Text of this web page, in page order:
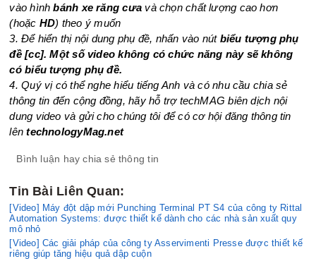
vào hìnhbánh xe răng cưa và chọn chất lượng cao hơn
(hoặc HD) theo ý muốn
3. Để hiển thị nội dung phụ đề, nhấn vào nút biểu tượng phụ
đề [cc]. Một số video không có chức năng này sẽ không
có biểu tượng phụ đề.
4. Quý vị có thể nghe hiểu tiếng Anh và có nhu cầu chia sẻ
thông tin đến cộng đồng, hãy hỗ trợ techMAG biên dịch nội
dung video và gửi cho chúng tôi để có cơ hội đăng thông tin
lêntechnologyMag.net
Bình luận hay chia sẻ thông tin
Tin Bài Liên Quan:
[Video] Máy đột dập mới Punching Terminal PT S4 của công ty Rittal
Automation Systems: được thiết kế dành cho các nhà sản xuất quy
mô nhỏ
[Video] Các giải pháp của công ty Asservimenti Presse được thiết kế
riêng giúp tăng hiệu quả dập cuộn